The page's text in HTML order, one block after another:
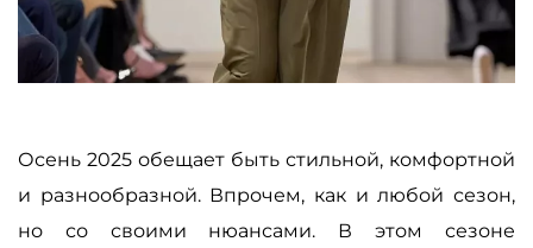
Осень 2025 обещает быть стильной, комфортной
и разнообразной. Впрочем, как и любой сезон,
но со своими нюансами. В этом сезоне